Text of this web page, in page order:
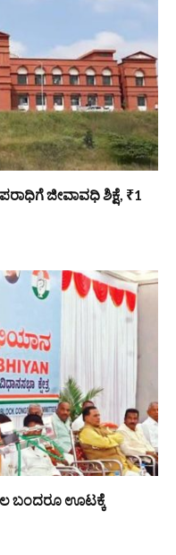
ಜೀವಾವಧಿ ಶಿಕ್ಷೆ, ₹1
ಬಂದರೂ ಊಟಕ್ಕೆ